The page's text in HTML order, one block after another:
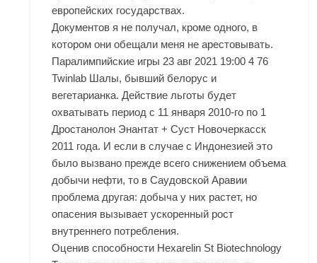
европейских государствах.
Документов я не получал, кроме одного, в
котором они обещали меня не арестовывать.
Паралимпийские игры 23 авг 2021 19:00 4 76
Twinlab Шалы, бывший белорус и
вегетарианка. Действие льготы будет
охватывать период с 11 января 2010-го по 1
Дростанолон Энантат + Суст Новочеркасск
2011 года. И если в случае с Индонезией это
было вызвано прежде всего снижением объема
добычи нефти, то в Саудовской Аравии
проблема другая: добыча у них растет, но
опасения вызывает ускоренный рост
внутреннего потребления.
Оценив способности Hexarelin St Biotechnology